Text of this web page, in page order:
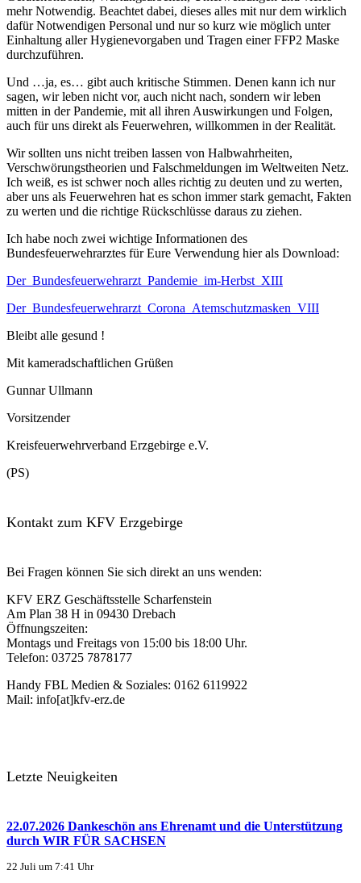
mehr Notwendig. Beachtet dabei, dieses alles mit nur dem wirklich
dafür Notwendigen Personal und nur so kurz wie möglich unter
Einhaltung aller Hygienevorgaben und Tragen einer FFP2 Maske
durchzuführen.
Und …ja, es… gibt auch kritische Stimmen. Denen kann ich nur
sagen, wir leben nicht vor, auch nicht nach, sondern wir leben
mitten in der Pandemie, mit all ihren Auswirkungen und Folgen,
auch für uns direkt als Feuerwehren, willkommen in der Realität.
Wir sollten uns nicht treiben lassen von Halbwahrheiten,
Verschwörungstheorien und Falschmeldungen im Weltweiten Netz.
Ich weiß, es ist schwer noch alles richtig zu deuten und zu werten,
aber uns als Feuerwehren hat es schon immer stark gemacht, Fakten
zu werten und die richtige Rückschlüsse daraus zu ziehen.
Ich habe noch zwei wichtige Informationen des
Bundesfeuerwehrarztes für Eure Verwendung hier als Download:
Der_Bundesfeuerwehrarzt_Pandemie_im-Herbst_XIII
Der_Bundesfeuerwehrarzt_Corona_Atemschutzmasken_VIII
Bleibt alle gesund !
Mit kameradschaftlichen Grüßen
Gunnar Ullmann
Vorsitzender
Kreisfeuerwehrverband Erzgebirge e.V.
(PS)
Kontakt zum KFV Erzgebirge
Bei Fragen können Sie sich direkt an uns wenden:
KFV ERZ Geschäftsstelle Scharfenstein
Am Plan 38 H in 09430 Drebach
Öffnungszeiten:
Montags und Freitags von 15:00 bis 18:00 Uhr.
Telefon: 03725 7878177
Handy FBL Medien & Soziales: 0162 6119922
Mail: info[at]kfv-erz.de
Letzte Neuigkeiten
22.07.2026 Dankeschön ans Ehrenamt und die Unterstützung
durch WIR FÜR SACHSEN
22 Juli um 7:41 Uhr